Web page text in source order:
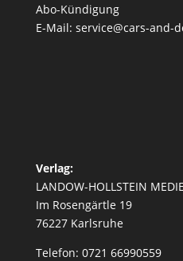
Abo-Kündigung
E-Mail: service@cars-and-
Verlag:
LANDOW-HOLLSTEIN
Im Rosengärtle 19
76227 Karlsruhe
Telefon: 0721 66990559